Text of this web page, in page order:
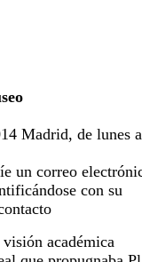
Madrid, de lunes a
un correo
con su
académica